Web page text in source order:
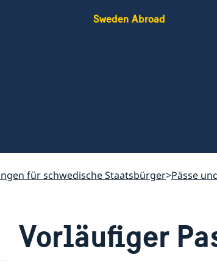
Sweden Abroad
für schwedische Staatsbürger Pässe
Vorläufiger